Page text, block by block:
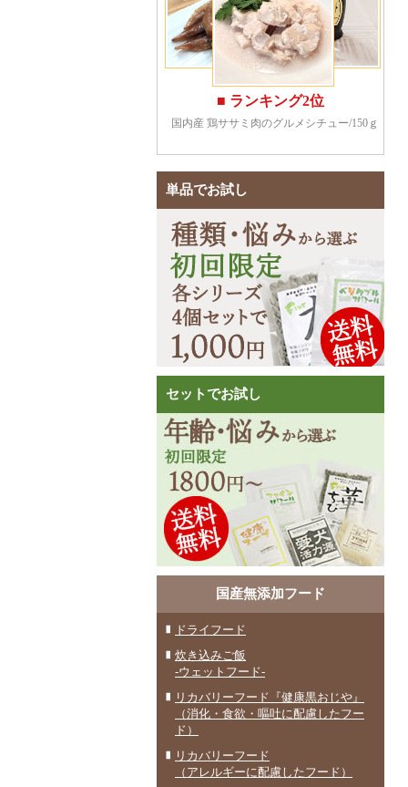
単品でお試し
セットでお試し
国産無添加フード
ドライフード
炊き込みご飯
-ウェットフード-
リカバリーフード『健康黒おじや』
（消化・食欲・嘔吐に配慮したフー
ド）
リカバリーフード
（アレルギーに配慮したフード）